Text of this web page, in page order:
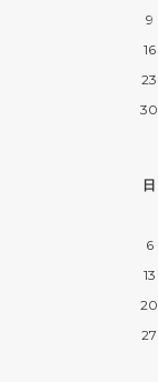
9
16
23
30
日
6
13
20
27